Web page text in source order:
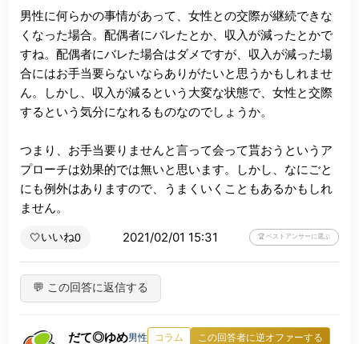
男性に何らかの事情があって、女性との交際が継続できな
くなった場合。配偶者にバレたとか、収入が減ったとかで
すね。配偶者にバレた場合はダメですが、収入が減った場
合にはお手当要らないならありがたいと思うかもしれませ
ん。しかし、収入が減るという大変な状態で、女性と交際
するという気分になれるものなのでしょうか。
つまり、お手当要りませんと言って会って貰おうというア
プローチは効果的では無いと思います。しかし、なにごと
にも例外はありますので、うまくいくこともあるかもしれ
ません。
🤍いいね0 2021/02/01 15:31 🏆 ベストアンサーに選ぶ
💬 この回答に返信する
だて◎ゆめ男性 コラム
この回答者に逆オファーする